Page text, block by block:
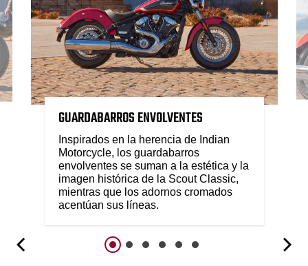
GUARDABARROS ENVOLVENTES
Inspirados en la herencia de Indian
Motorcycle, los guardabarros
envolventes se suman a la estética y la
imagen histórica de la Scout Classic,
mientras que los adornos cromados
acentúan sus líneas.